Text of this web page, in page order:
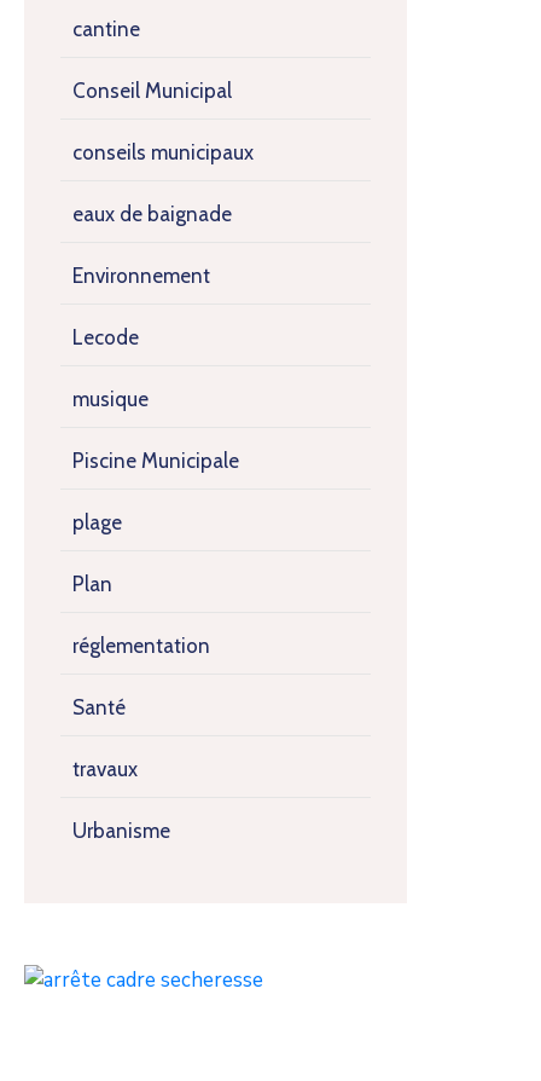
cantine
Conseil Municipal
conseils municipaux
eaux de baignade
Environnement
Lecode
musique
Piscine Municipale
plage
Plan
réglementation
Santé
travaux
Urbanisme